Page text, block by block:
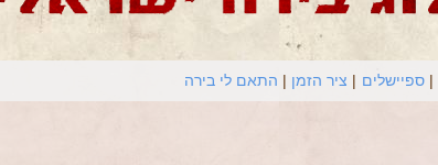
ספיישלים ציר הזמן התאם לי בירה